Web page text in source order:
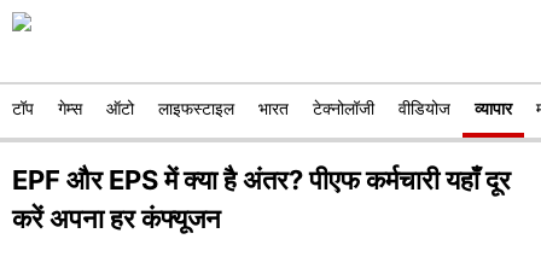
टॉप गेम्स ऑटो लाइफस्टाइल भारत टेक्नोलॉजी वीडियोज व्यापार
EPF और EPS में क्या है अंतर? पीएफ कर्मचारी यहाँ दूर
करें अपना हर कंफ्यूजन